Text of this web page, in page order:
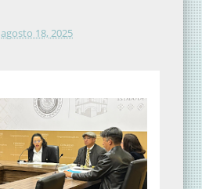
agosto 18, 2025